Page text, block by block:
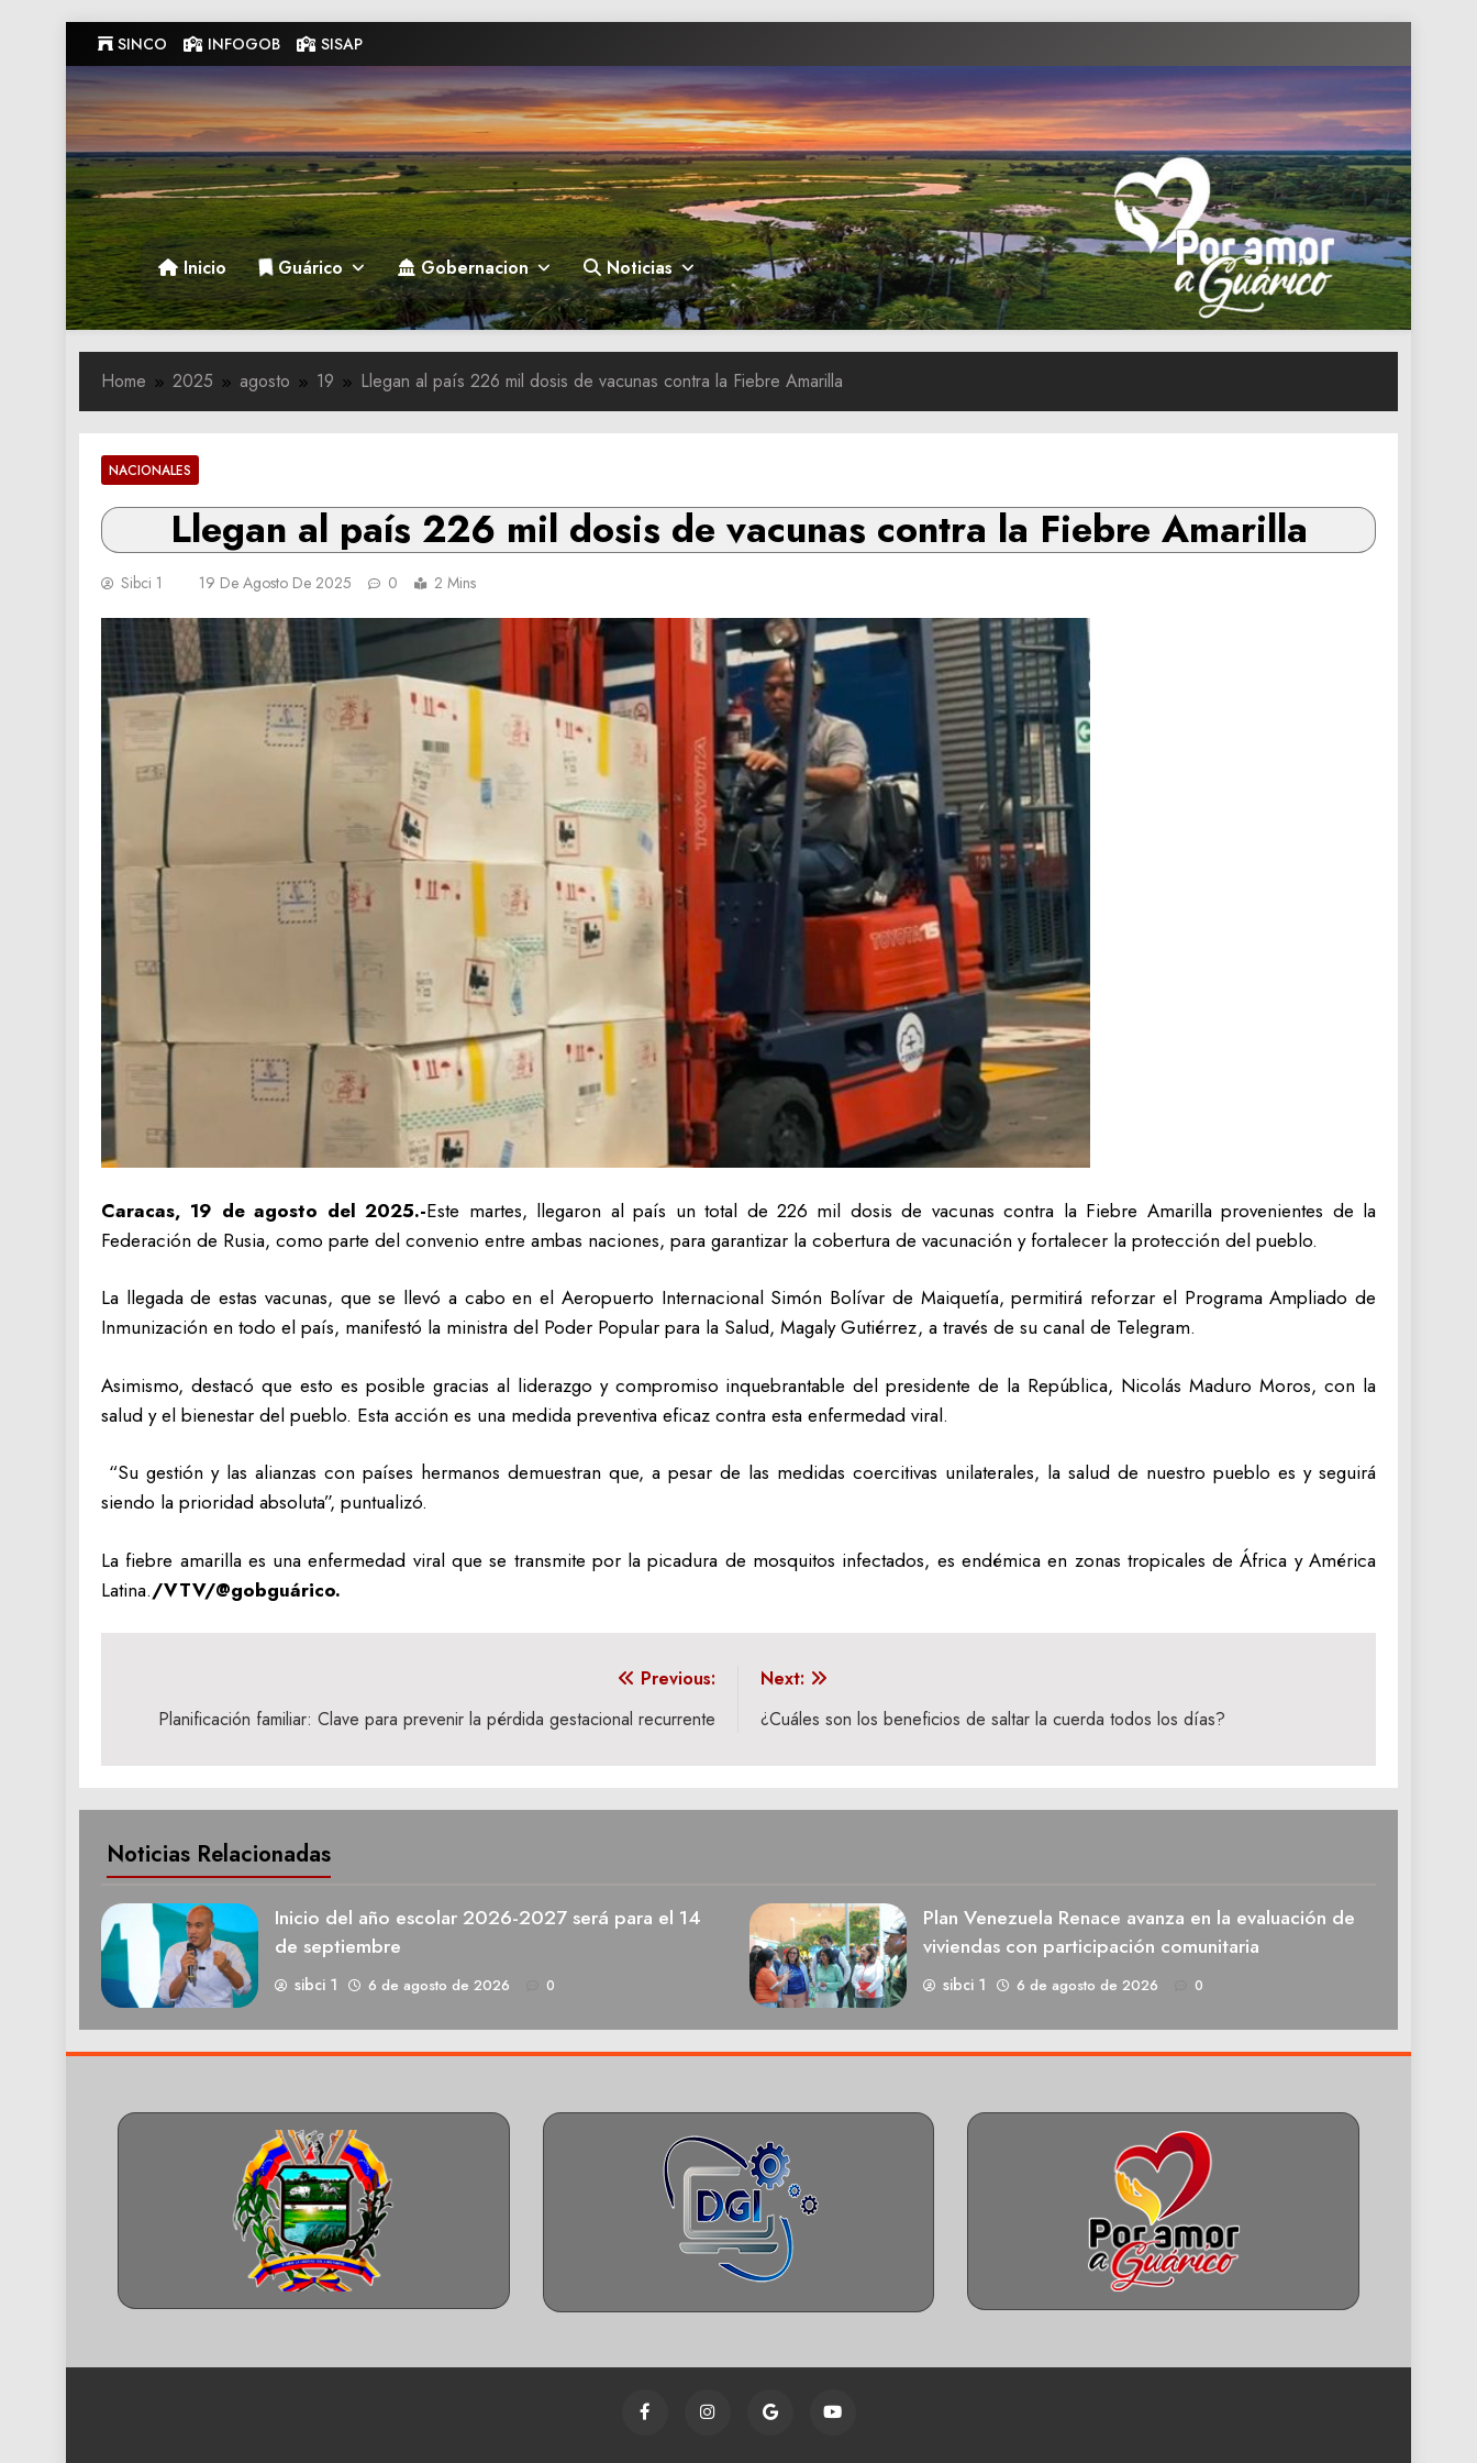
to
content
SINCO INFOGOB SISAP
Gobernacion de Guarico
Gobernacion de Guarico
Inicio Guárico Gobernacion Noticias
Home 2025 agosto 19 Llegan al país 226 mil dosis de vacunas contra la Fiebre Amarilla
NACIONALES
Llegan al país 226 mil dosis de vacunas contra la Fiebre Amarilla
Sibci 1 19 De Agosto De 2025 0 2 Mins
Caracas, 19 de agosto del 2025.-Este martes, llegaron al país un total de 226 mil dosis de vacunas contra la Fiebre Amarilla provenientes de la
Federación de Rusia, como parte del convenio entre ambas naciones, para garantizar la cobertura de vacunación y fortalecer la protección del pueblo.
La llegada de estas vacunas, que se llevó a cabo en el Aeropuerto Internacional Simón Bolívar de Maiquetía, permitirá reforzar el Programa Ampliado de
Inmunización en todo el país, manifestó la ministra del Poder Popular para la Salud, Magaly Gutiérrez, a través de su canal de Telegram.
Asimismo, destacó que esto es posible gracias al liderazgo y compromiso inquebrantable del presidente de la República, Nicolás Maduro Moros, con la
salud y el bienestar del pueblo. Esta acción es una medida preventiva eficaz contra esta enfermedad viral.
“Su gestión y las alianzas con países hermanos demuestran que, a pesar de las medidas coercitivas unilaterales, la salud de nuestro pueblo es y seguirá
siendo la prioridad absoluta”, puntualizó.
La fiebre amarilla es una enfermedad viral que se transmite por la picadura de mosquitos infectados, es endémica en zonas tropicales de África y América
Latina./VTV/@gobguárico.
entradas
Previous:
Planificación familiar: Clave para prevenir la pérdida gestacional recurrente
Next:
¿Cuáles son los beneficios de saltar la cuerda todos los días?
Noticias Relacionadas
Inicio del año escolar 2026-2027 será para el 14
de septiembre
sibci 1 6 de agosto de 2026 0
Plan Venezuela Renace avanza en la evaluación de
viviendas con participación comunitaria
sibci 1 6 de agosto de 2026 0